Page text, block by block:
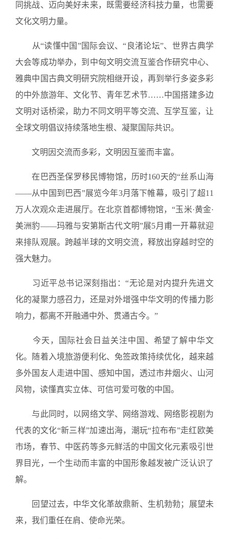
同挑战、迈向美好未来，既需要经济科技力量，也需要
文化文明力量。
从“读懂中国”国际会议、“良渚论坛”、世界古典学
大会等成功举办，到中匈文明交流互鉴合作研究中心、
雅典中国古典文明研究院相继开设，再到举行多姿多彩
的中外旅游年、文化节、青年艺术节……中国搭建多边
文明对话桥梁，助力不同文明平等交流、互学互鉴，让
全球文明倡议持续落地生根、凝聚国际共识。
文明因交流而多彩，文明因互鉴而丰富。
在巴西圣保罗移民博物馆，历时160天的“丝系山海
——从中国到巴西”展览今年3月落下帷幕，吸引了超11
万人次观众走进展厅。在北京首都博物馆，“玉米·黄金·
美洲豹——玛雅与安第斯古代文明”展5月甫一开幕就迎
来排队观展。跨越半球的文明交流，释放出穿越时空的
强大魅力。
习近平总书记深刻指出：“无论是对内提升先进文
化的凝聚力感召力，还是对外增强中华文明的传播力影
响力，都离不开融通中外、贯通古今。”
今天，国际社会日益关注中国、希望了解中华文
化。随着入境旅游便利化、免签政策持续优化，越来越
多外国友人走进中国、感知中国，透过市井烟火、山河
风物，读懂真实立体、可信可爱可敬的中国。
与此同时，以网络文学、网络游戏、网络影视剧为
代表的文化“新三样”加速出海，潮玩“拉布布”走红欧美
市场，春节、中医药等多元鲜活的中国文化元素吸引世
界目光，一个生动而丰富的中国形象越发被广泛认识了
解。
回望过去，中华文化革故鼎新、生机勃勃；展望未
来，我们重任在肩、使命光荣。